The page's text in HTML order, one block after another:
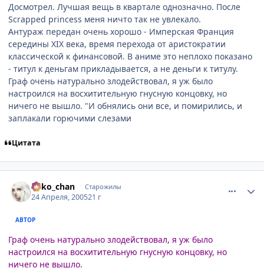
Досмотрел. Лучшая вещь в квартале однозначно. После
Scrapped princess меня ничто так не увлекало.
Антураж передан очень хорошо - Имперская Франция
середины XIX века, время перехода от аристократии
классической к финансовой. В аниме это неплохо показано
- титул к деньгам прикладывается, а не деньги к титулу.
Граф очень натурально злодействовал, я уж было
настроился на восхитительную гнусную концовку, но
ничего не вышло. "И обнялись они все, и помирились, и
заплакали горючими слезами
Цитата
neko_chan Старожилы
24 Апреля, 200521 г
АВТОР
Граф очень натурально злодействовал, я уж было
настроился на восхитительную гнусную концовку, но
ничего не вышло.